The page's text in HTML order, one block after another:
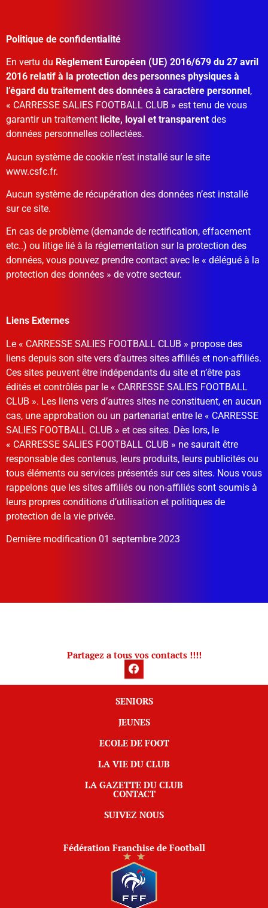
Politique de confidentialité
En vertu du Règlement Européen (UE) 2016/679 du 27 avril
2016 relatif à la protection des personnes physiques à
l’égard du traitement des données à caractère personnel ,
« CARRESSE SALIES FOOTBALL CLUB » est tenu de vous
garantir un traitement licite, loyal et transparent des
données personnelles collectées.
Aucun système de cookie n’est installé sur le site
www.csfc.fr.
Aucun système de récupération des données n’est installé
sur ce site.
En cas de problème (demande de rectification, effacement
etc..) ou litige lié à la réglementation sur la protection des
données, vous pouvez prendre contact avec le « délégué à la
protection des données » de votre secteur.
Liens Externes
Le « CARRESSE SALIES FOOTBALL CLUB » propose des
liens depuis son site vers d’autres sites affiliés et non-affiliés.
Ces sites peuvent être indépendants du site et n’être pas
édités et contrôlés par le « CARRESSE SALIES FOOTBALL
CLUB ». Les liens vers d’autres sites ne constituent, en aucun
cas, une approbation ou un partenariat entre le « CARRESSE
SALIES FOOTBALL CLUB » et ces sites. Dès lors, le
« CARRESSE SALIES FOOTBALL CLUB » ne saurait être
responsable des contenus, leurs produits, leurs publicités ou
tous éléments ou services présentés sur ces sites. Nous vous
rappelons que les sites affiliés ou non-affiliés sont soumis à
leurs propres conditions d’utilisation et politiques de
protection de la vie privée.
Dernière modification 01 septembre 2023
Partagez a tous vos contacts !!!!
SENIORS
JEUNES
ECOLE DE FOOT
LA VIE DU CLUB
LA GAZETTE DU CLUB
CONTACT
SUIVEZ NOUS
Fédération Franchise de Football